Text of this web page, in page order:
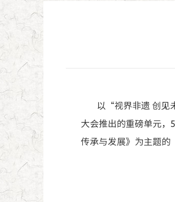
以“视界非遗 创见
大会推出的重磅单元
传承与发展》为主题的